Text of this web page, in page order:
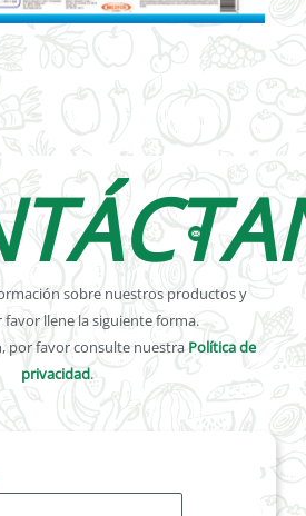
sobre nuestros productos y
favor llene la siguiente forma.
por favor consulte nuestra Política de
privacidad.